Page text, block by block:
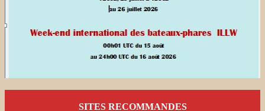
SITES RECOMMANDES